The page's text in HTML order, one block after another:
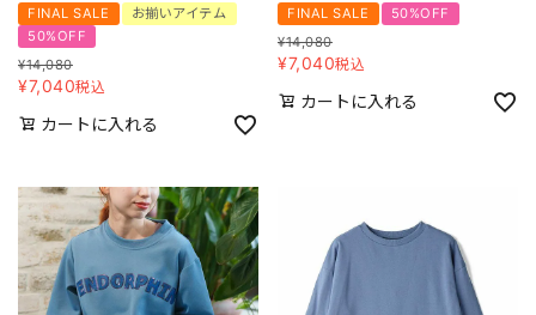
FINAL SALE
お揃いアイテム
50%OFF
¥14,080
¥7,040税込
カートに入れる
FINAL SALE
50%OFF
¥14,080
¥7,040税込
カートに入れる